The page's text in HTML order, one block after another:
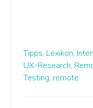
Tipps, Lexikon,
UX-Research,
Testing, remote